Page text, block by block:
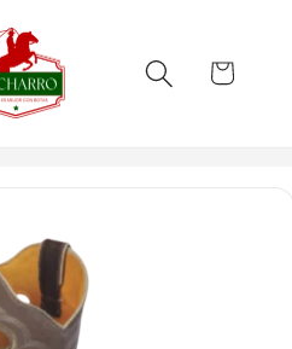
Cart